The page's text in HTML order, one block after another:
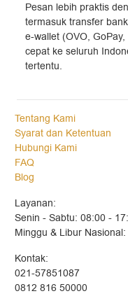
Pesan lebih praktis
termasuk transfer
e-wallet (OVO,
cepat ke seluruh
tertentu.
Tentang Kami
Syarat dan Ketentuan
Hubungi Kami
FAQ
Blog
Layanan:
Senin - Sabtu: 08:00 -
Minggu & Libur
Kontak:
021-57851087
0812 816 50000